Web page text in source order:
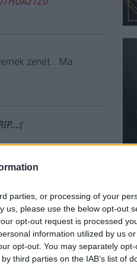
parties, or processing of your
us, please use the below opt-out
opt-out request is processed
information utilized by us
opt-out. You may separately
third parties on the IAB’s list of
zenét... Ma
volt. RIP -David
a huge part of our